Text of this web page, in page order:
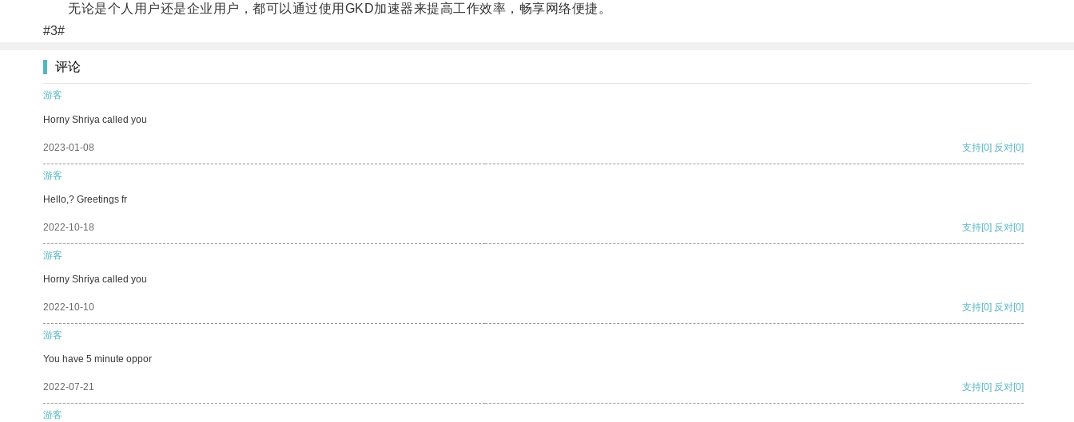
无论是个人用户还是企业用户，都可以通过使用GKD加速器来提高工作效率，畅享网络便捷。
#3#
评论
游客
Horny Shriya called you
2023-01-08 支持[0] 反对[0]
游客
Hello,? Greetings fr
2022-10-18 支持[0] 反对[0]
游客
Horny Shriya called you
2022-10-10 支持[0] 反对[0]
游客
You have 5 minute oppor
2022-07-21 支持[0] 反对[0]
游客